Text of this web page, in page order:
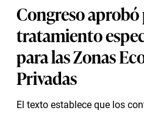
Congreso
tratamiento
para las Zonas
Privadas
El texto establece que los